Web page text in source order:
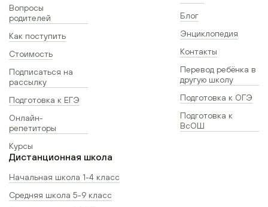
Вопросы
родителей
Как поступить
Стоимость
Подписаться на
рассылку
Подготовка к ЕГЭ
Онлайн-
репетиторы
Курсы
Блог
Энциклопедия
Контакты
Перевод ребёнка в
другую школу
Подготовка к ОГЭ
Подготовка к
ВсОШ
Дистанционная школа
Начальная школа 1-4 класс
Средняя школа 5-9 класс